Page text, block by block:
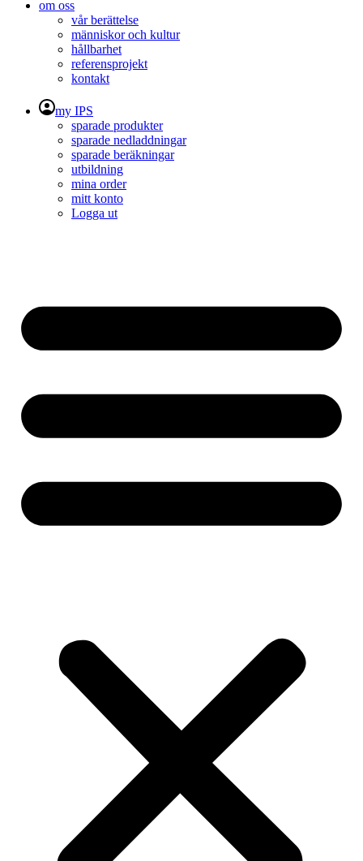
om oss
vår berättelse
människor och kultur
hållbarhet
referensprojekt
kontakt
my IPS
sparade produkter
sparade nedladdningar
sparade beräkningar
utbildning
mina order
mitt konto
Logga ut